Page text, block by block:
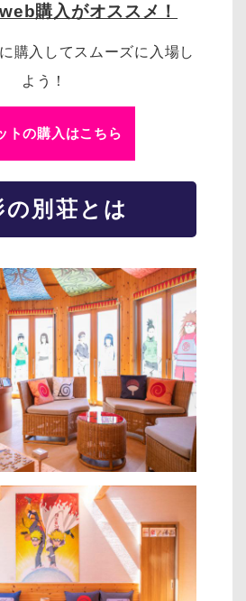
購入がオススメ！
購入してスムーズに入場し
よう！
トの購入はこちら
の別荘とは